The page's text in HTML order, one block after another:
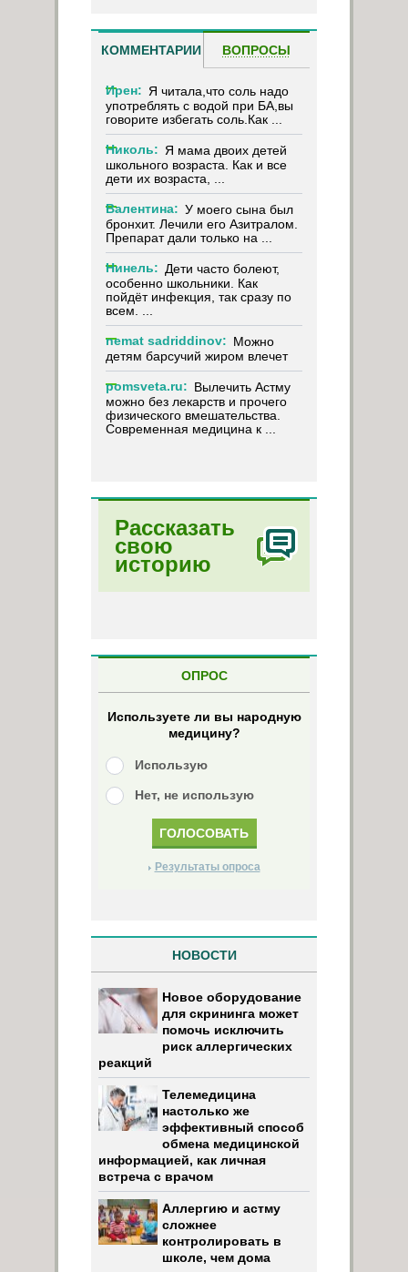
КОММЕНТАРИИ ВОПРОСЫ
Ирен: Я читала,что соль надо
употреблять с водой при БА,вы
говорите избегать соль.Как ...
Николь: Я мама двоих детей
школьного возраста. Как и все
дети их возраста, ...
Валентина: У моего сына был
бронхит. Лечили его Азитралом.
Препарат дали только на ...
Нинель: Дети часто болеют,
особенно школьники. Как
пойдёт инфекция, так сразу по
всем. ...
nemat sadriddinov: Можно
детям барсучий жиром влечет
pomsveta.ru: Вылечить Астму
можно без лекарств и прочего
физического вмешательства.
Современная медицина к ...
Рассказать
свою
историю
ОПРОС
Используете ли вы народную
медицину?
Использую
Нет, не использую
Результаты опроса
НОВОСТИ
Новое оборудование
для скрининга может
помочь исключить
риск аллергических
реакций
Телемедицина
настолько же
эффективный способ
обмена медицинской
информацией, как личная
встреча с врачом
Аллергию и астму
сложнее
контролировать в
школе, чем дома